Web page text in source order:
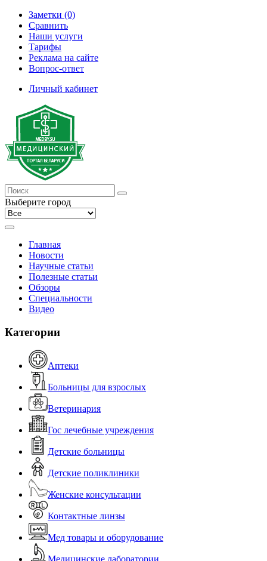
Заметки (0)
Сравнить
Наши услуги
Тарифы
Реклама на сайте
Вопрос-ответ
Личный кабинет
Выберите город
Главная
Новости
Научные статьи
Полезные статьи
Обзоры
Специальности
Видео
Категории
Аптеки
Больницы для взрослых
Ветеринария
Гос лечебные учреждения
Детские больницы
Детские поликлиники
Женские консультации
Контактные линзы
Мед товары и оборудование